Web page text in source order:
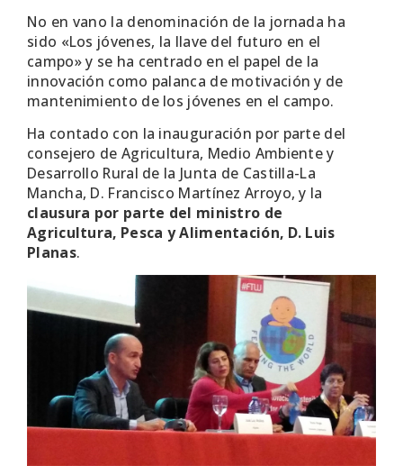
No en vano la denominación de la jornada ha
sido «Los jóvenes, la llave del futuro en el
campo» y se ha centrado en el papel de la
innovación como palanca de motivación y de
mantenimiento de los jóvenes en el campo.
Ha contado con la inauguración por parte del
consejero de Agricultura, Medio Ambiente y
Desarrollo Rural de la Junta de Castilla-La
Mancha, D. Francisco Martínez Arroyo, y la
clausura por parte del ministro de
Agricultura, Pesca y Alimentación, D. Luis
Planas.